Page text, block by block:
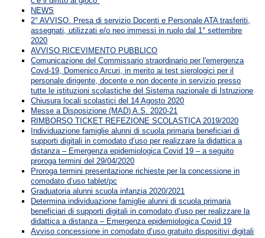
NEWS
2° AVVISO. Presa di servizio Docenti e Personale ATA trasferiti,
assegnati, utilizzati e/o neo immessi in ruolo dal 1° settembre
2020
AVVISO RICEVIMENTO PUBBLICO
Comunicazione del Commissario straordinario per l'emergenza
Covd-19, Domenico Arcuri, in merito ai test sierologici per il
personale dirigente, docente e non docente in servizio presso
tutte le istituzioni scolastiche del Sistema nazionale di Istruzione
Chiusura locali scolastici del 14 Agosto 2020
Messe a Disposizione (MAD) A.S. 2020-21
RIMBORSO TICKET REFEZIONE SCOLASTICA 2019/2020
Individuazione famiglie alunni di scuola primaria beneficiari di
supporti digitali in comodato d’uso per realizzare la didattica a
distanza – Emergenza epidemiologica Covid 19 – a seguito
proroga termini del 29/04/2020
Proroga termini presentazione richieste per la concessione in
comodato d’uso tablet/pc
Graduatoria alunni scuola infanzia 2020/2021
Determina individuazione famiglie alunni di scuola primaria
beneficiari di supporti digitali in comodato d’uso per realizzare la
didattica a distanza – Emergenza epidemiologica Covid 19
Avviso concessione in comodato d’uso gratuito dispositivi digitali